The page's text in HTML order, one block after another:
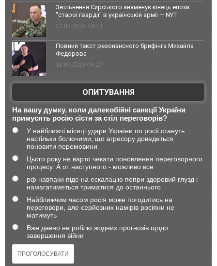
Звільнення Сирського знаменує кінець епохи
"старої гвардії" в українській армії — NYT
23.07.2026 10:32
Повний текст резонансного брифінга Михайла
Федорова
18.07.2026 09:27
ОПИТУВАННЯ
На вашу думку, коли далекобійні санкції України
примусять росію сісти за стіл переговорів?
У найближчі місяці удари України по росії стануть
настільки болючими, що агресору доведеться
поновити перемовини
Цього року не варто чекати поновлення переговорного
процесу. А от наступного - можливо все
рф навпаки піде на ескалацію попри здоровий глузд і
намагатиметься триматися до останнього
Найближчим часом росія може погодитись на
переговори, але серйозних намірів росіяни не
матимуть
Вже давно не роблю жодних прогнозів щодо
завершення війни